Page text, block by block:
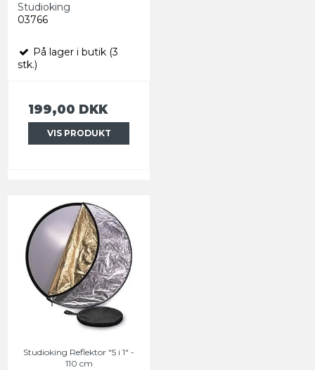
Studioking
03766
På lager i butik (3
stk.)
199,00 DKK
VIS PRODUKT
Studioking Reflektor "5 i 1" -
110 cm